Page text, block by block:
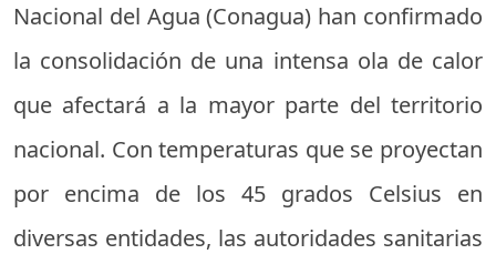
Nacional del Agua (Conagua) han confirmado
la consolidación de una intensa ola de calor
que afectará a la mayor parte del territorio
nacional. Con temperaturas que se proyectan
por encima de los 45 grados Celsius en
diversas entidades, las autoridades sanitarias